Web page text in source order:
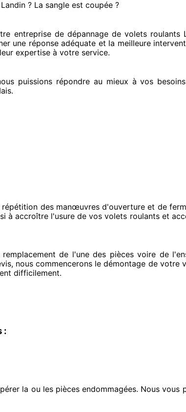
? La sangle est coupée ?
entreprisede dépannage de volets roulants
une réponse adéquate et la meilleure
expertise à votre service.
puissions répondre au mieux à vos besoins
répétition des manœuvres d'ouverture et de
à accroître l'usure de vos volets roulants et
de l'une des pièces voire de
nous commencerons le démontage de votre
difficilement.
:
la ou les pièces endommagées. Nous vous